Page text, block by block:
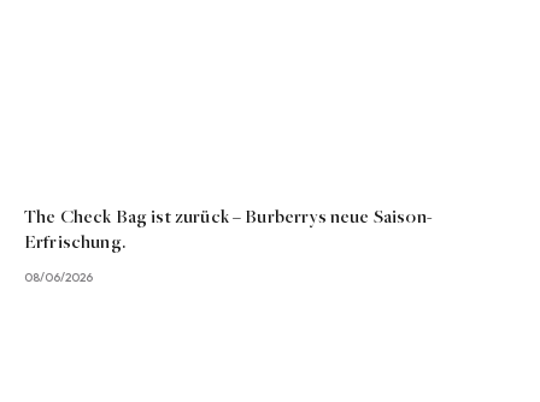
The Check Bag ist zurück – Burberrys neue Saison-
Erfrischung.
08/06/2026